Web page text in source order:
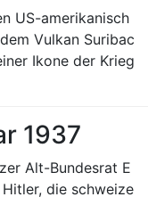
US-amerikanisch
Vulkan Suribac
Ikone der Krieg
1937
Alt-Bundesrat E
die schweize